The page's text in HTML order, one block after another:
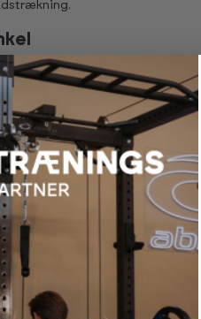
og giver mulighed for øvelser
giver varieret træning af ryg,
tilpasse belastning og
brug af værktøj. Afstanden
dig bedst.
i triceps, bryst og skuldre.